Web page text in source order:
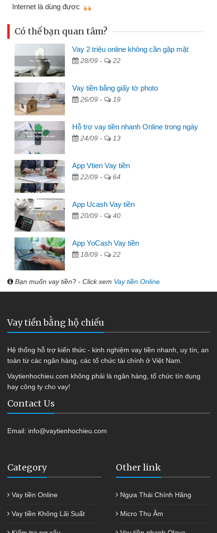
Internet là dùng được
Có thể bạn quan tâm?
Vay 2 triệu online không cần gặp mặt
28/09 - 22
Vay tiền bằng giấy tờ photo
26/09 - 19
Hỗ trợ vay tiền nhanh Online trong ngày
24/09 - 13
App Vtien Vay tiền
22/09 - 64
App Ucash Vay tiền
20/09 - 40
App YoCash Vay tiền
18/09 - 22
Bạn muốn vay tiền? - Click xem Vay tiền Online
Vay tiền bằng hộ chiếu
Hệ thống hỗ trợ kiến thức - kinh nghiệm vay tiền nhanh, uy tín, an
toàn từ các ngân hàng, các tổ chức tài chính ở Việt Nam.
Vaytienhochieu.com không phải là ngân hàng, tổ chức tín dụng
hay công ty cho vay!
Contact Us
Email: info@vaytienhochieu.com
Category
Vay tiền Online
Vay tiền Không Lãi Suất
Other link
Ngựa Thái Chính Hãng
Micro Thu Âm